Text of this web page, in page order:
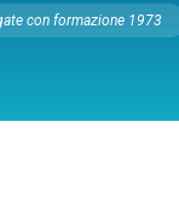
con formazione 1973